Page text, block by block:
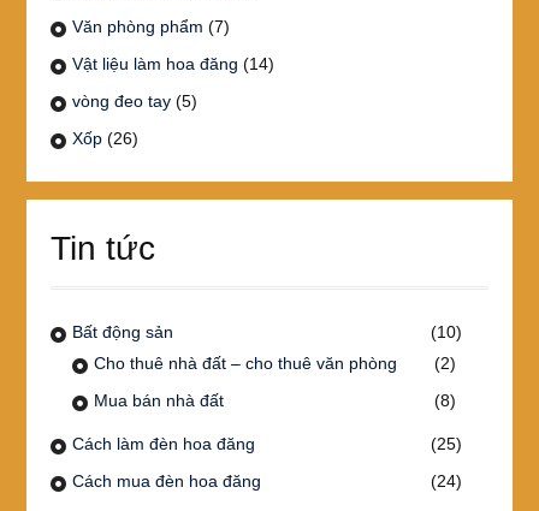
Văn phòng phẩm (7)
Vật liệu làm hoa đăng (14)
vòng đeo tay (5)
Xốp (26)
Tin tức
Bất động sản
(10)
Cho thuê nhà đất – cho thuê văn phòng
(2)
Mua bán nhà đất
(8)
Cách làm đèn hoa đăng
(25)
Cách mua đèn hoa đăng
(24)